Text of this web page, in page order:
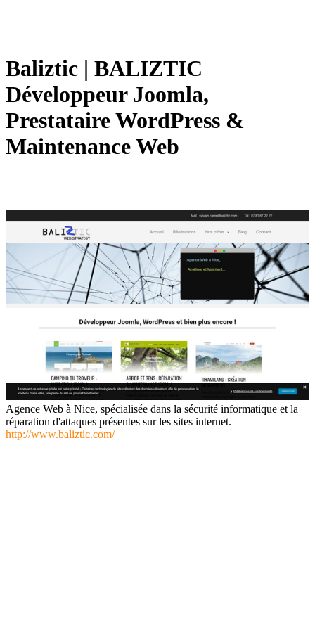
Baliztic | BALIZTIC
Développeur Joomla,
Prestataire WordPress &
Maintenance Web
Agence Web à Nice, spécialisée dans la sécurité informatique et la
réparation d'attaques présentes sur les sites internet.
http://www.baliztic.com/